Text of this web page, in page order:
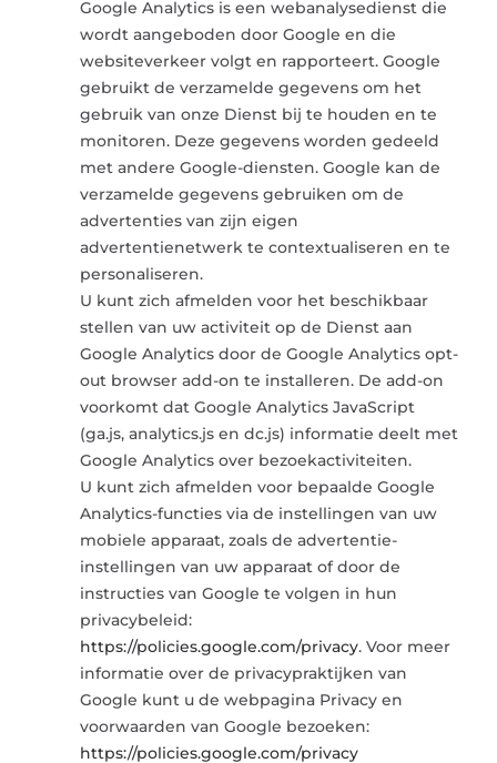
Google Analytics is een webanalysedienst die
wordt aangeboden door Google en die
websiteverkeer volgt en rapporteert. Google
gebruikt de verzamelde gegevens om het
gebruik van onze Dienst bij te houden en te
monitoren. Deze gegevens worden gedeeld
met andere Google-diensten. Google kan de
verzamelde gegevens gebruiken om de
advertenties van zijn eigen
advertentienetwerk te contextualiseren en te
personaliseren.
U kunt zich afmelden voor het beschikbaar
stellen van uw activiteit op de Dienst aan
Google Analytics door de Google Analytics opt-
out browser add-on te installeren. De add-on
voorkomt dat Google Analytics JavaScript
(ga.js, analytics.js en dc.js) informatie deelt met
Google Analytics over bezoekactiviteiten.
U kunt zich afmelden voor bepaalde Google
Analytics-functies via de instellingen van uw
mobiele apparaat, zoals de advertentie-
instellingen van uw apparaat of door de
instructies van Google te volgen in hun
privacybeleid:
https://policies.google.com/privacy. Voor meer
informatie over de privacypraktijken van
Google kunt u de webpagina Privacy en
voorwaarden van Google bezoeken:
https://policies.google.com/privacy